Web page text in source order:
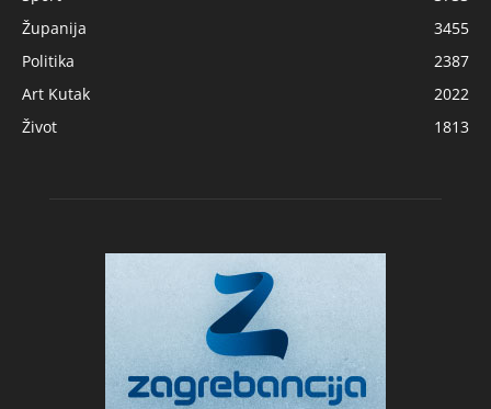
Županija
3455
Politika
2387
Art Kutak
2022
Život
1813